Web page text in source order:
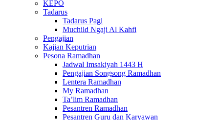
KEPO
Tadarus
Tadarus Pagi
Muchild Ngaji Al Kahfi
Pengajian
Kajian Keputrian
Pesona Ramadhan
Jadwal Imsakiyah 1443 H
Pengajian Songsong Ramadhan
Lentera Ramadhan
My Ramadhan
Ta’lim Ramadhan
Pesantren Ramadhan
Pesantren Guru dan Karyawan